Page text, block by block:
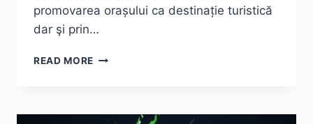
promovarea orașului ca destinație turistică
dar şi prin…
READ MORE CJX
DE